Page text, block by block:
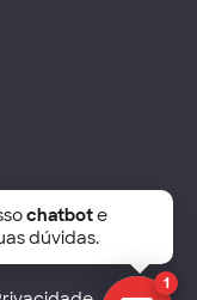
1
chatbote
dúvidas.